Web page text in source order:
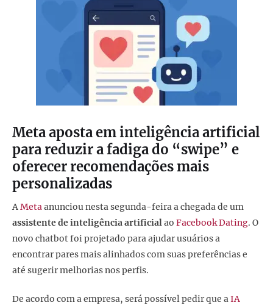
Meta aposta em inteligência artificial
para reduzir a fadiga do “swipe” e
oferecer recomendações mais
personalizadas
AMetaanunciou nesta segunda-feira a chegada de um
assistente de inteligência artificialao Facebook Dating. O
novo chatbot foi projetado para ajudar usuários a
encontrar pares mais alinhados com suas preferências e
até sugerir melhorias nos perfis.
De acordo com a empresa, será possível pedir que aIA